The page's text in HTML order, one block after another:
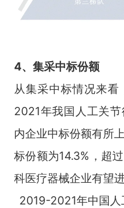
4、集采中标份额
从集采中标情况来看
2021年我国人工关
内企业中标份额有所
标份额为14.3%，超
科医疗器械企业有望
2019-2021年中国人